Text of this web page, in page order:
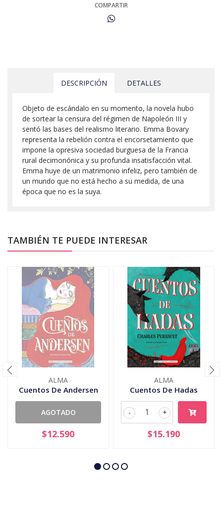
COMPARTIR
DESCRIPCIÓN DETALLES
Objeto de escándalo en su momento, la novela hubo
de sortear la censura del régimen de Napoleón III y
sentó las bases del realismo literario. Emma Bovary
representa la rebelión contra el encorsetamiento que
impone la opresiva sociedad burguesa de la Francia
rural decimonónica y su profunda insatisfacción vital.
Emma huye de un matrimonio infeliz, pero también de
un mundo que no está hecho a su medida, de una
época que no es la suya.
TAMBIÉN TE PUEDE INTERESAR
ALMA
Cuentos De Andersen
AGOTADO
$12.590
ALMA
Cuentos De Hadas
+
-
$15.190